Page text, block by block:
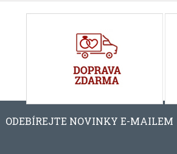
ODEBÍREJTE NOVINKY E-MAILEM